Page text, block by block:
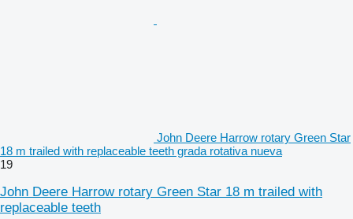
John Deere Harrow rotary Green Star
18 m trailed with replaceable teeth grada rotativa nueva
19
John Deere Harrow rotary Green Star 18 m trailed with
replaceable teeth